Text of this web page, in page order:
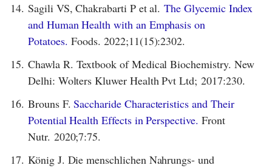
14. Sagili VS, Chakrabarti P et al.The Glycemic Index
and Human Health with an Emphasis on
Potatoes. Foods. 2022;11(15):2302.
15. Chawla R. Textbook of Medical Biochemistry. New
Delhi: Wolters Kluwer Health Pvt Ltd; 2017:230.
16. Brouns F.Saccharide Characteristics and Their
Potential Health Effects in Perspective. Front
Nutr. 2020;7:75.
17. König J. Die menschlichen Nahrungs- und